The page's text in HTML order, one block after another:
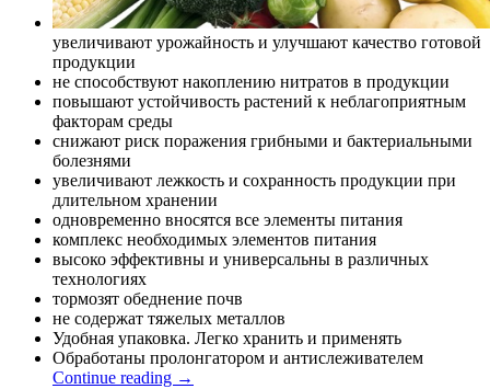
увеличивают урожайность и улучшают качество готовой
продукции
не способствуют накоплению нитратов в продукции
повышают устойчивость растений к неблагоприятным
факторам среды
снижают риск поражения грибными и бактериальными
болезнями
увеличивают лежкость и сохранность продукции при
длительном хранении
одновременно вносятся все элементы питания
комплекс необходимых элементов питания
высоко эффективны и универсальны в различных
технологиях
тормозят обеднение почв
не содержат тяжелых металлов
Удобная упаковка. Легко хранить и применять
Обработаны пролонгатором и антислеживателем
Continue reading →